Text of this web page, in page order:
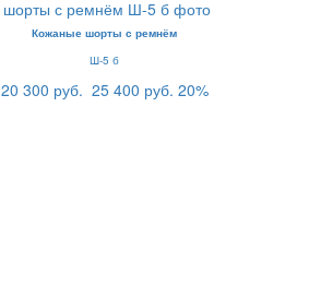
Кожаные шорты с ремнём
Ш-5 б
20 300 руб. 25 400 руб. 20%